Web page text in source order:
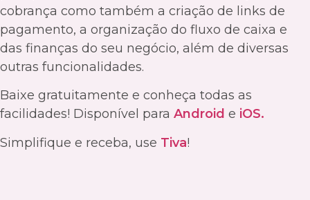
cobrança como também a criação de links de
pagamento, a organização do fluxo de caixa e
das finanças do seu negócio, além de diversas
outras funcionalidades.
Baixe gratuitamente e conheça todas as
facilidades! Disponível para Android e iOS.
Simplifique e receba, use Tiva!